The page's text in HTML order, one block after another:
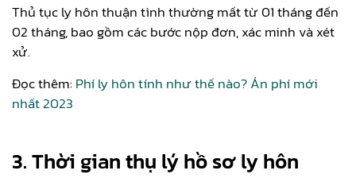
Thủ tục ly hôn thuận tình thường mất từ 01 tháng đến
02 tháng, bao gồm các bước nộp đơn, xác minh và xét
xử.
Đọc thêm: Phí ly hôn tính như thế nào? Án phí mới
nhất 2023
3.Thời gian thụ lý hồ sơ ly hôn